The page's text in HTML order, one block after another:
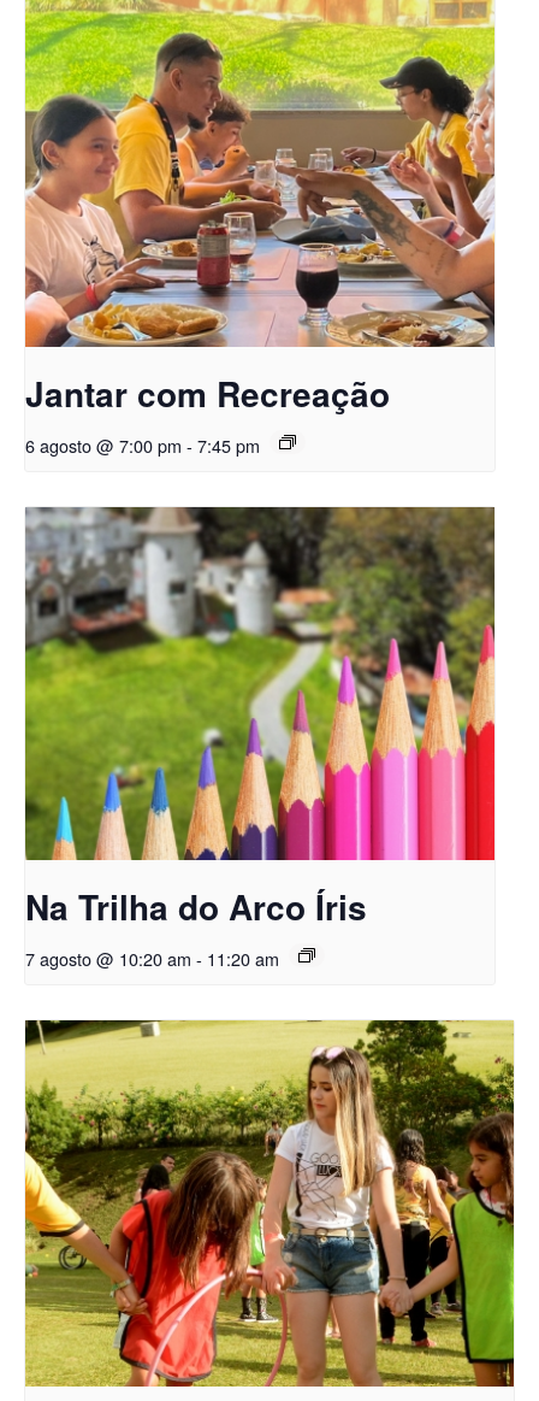
Jantar com Recreação
6 agosto @ 7:00 pm - 7:45 pm
Na Trilha do Arco Íris
7 agosto @ 10:20 am - 11:20 am